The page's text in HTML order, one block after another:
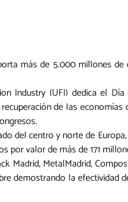
más de 5.000 millones
Industry (UFI) dedica el
de las
del centro y norte de
por valor de más de 171
Madrid, MetalMadrid,
demostrando la